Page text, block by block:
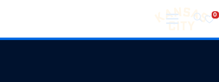
تفضل بزيارة مدينة كانساس سيتي